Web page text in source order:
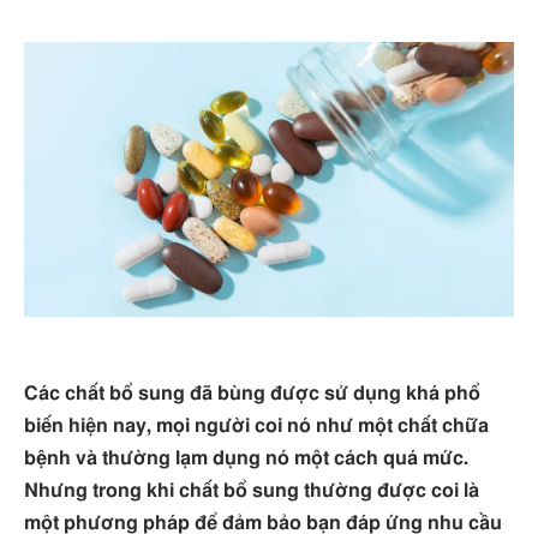
Các chất bổ sung đã bùng được sử dụng khá phổ
biến hiện nay, mọi người coi nó như một chất chữa
bệnh và thường lạm dụng nó một cách quá mức.
Nhưng trong khi chất bổ sung thường được coi là
một phương pháp để đảm bảo bạn đáp ứng nhu cầu